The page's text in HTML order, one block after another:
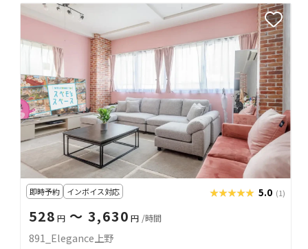
即時予約 インボイス対応 ★★★★★
★★★★★ 5.0 (1)
528 円〜 3,630 円 /時間
891_Elegance上野